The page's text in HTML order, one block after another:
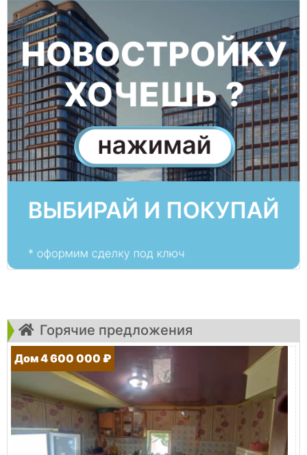
Горячие предложения
Дом 4 600 000 ₽